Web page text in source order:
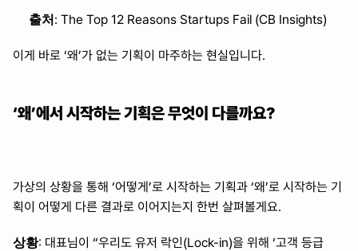
출처: The Top 12 Reasons Startups Fail (CB Insights)
이게 바로 ‘왜’가 없는 기획이 마주하는 현실입니다.
‘왜’에서 시작하는 기획은 무엇이 다를까요?
가상의 상황을 통해 ‘어떻게’로 시작하는 기획과 ‘왜’로 시작하는 기
획이 어떻게 다른 결과로 이어지는지 한번 살펴볼게요.
상황: 대표님이 “우리도 유저 락인(Lock-in)을 위해 ‘고객 등급